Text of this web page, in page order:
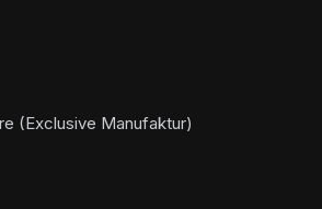
(Exclusive Manufaktur)